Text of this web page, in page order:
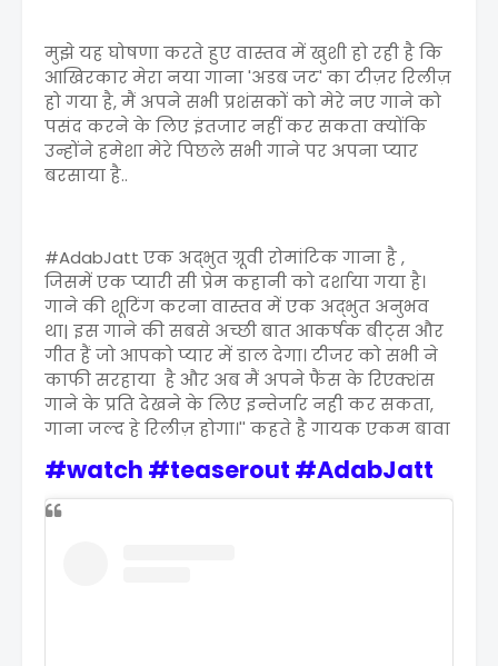
मुझे यह घोषणा करते हुए वास्तव में खुशी हो रही है कि
आखिरकार मेरा नया गाना 'अडब जट' का टीज़र रिलीज़
हो गया है, मैं अपने सभी प्रशंसकों को मेरे नए गाने को
पसंद करने के लिए इंतजार नहीं कर सकता क्योंकि
उन्होंने हमेशा मेरे पिछले सभी गाने पर अपना प्यार
बरसाया है..
#AdabJatt एक अद्भुत ग्रूवी रोमांटिक गाना है ,
जिसमें एक प्यारी सी प्रेम कहानी को दर्शाया गया है।
गाने की शूटिंग करना वास्तव में एक अद्भुत अनुभव
था| इस गाने की सबसे अच्छी बात आकर्षक बीट्स और
गीत हैं जो आपको प्यार में डाल देगा। टीजर को सभी ने
काफी सरहाया है और अब मैं अपने फैंस के रिएक्शंस
गाने के प्रति देखने के लिए इन्तेर्जार नही कर सकता,
गाना जल्द हे रिलीज़ होगा।'' कहते है गायक एकम बावा
#watch #teaserout #AdabJatt